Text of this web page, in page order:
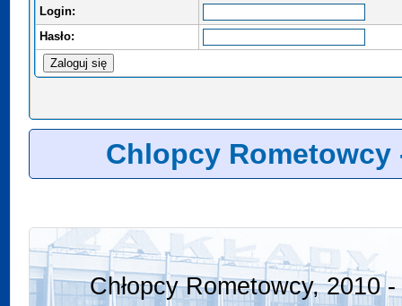
Login:
Hasło:
Chlopcy Rometowcy
Chłopcy Rometowcy, 2010